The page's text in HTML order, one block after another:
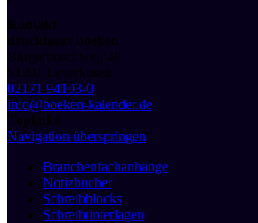
Kontakt
druckhaus boeken
Bürgerbuschweg 48
51381 Leverkusen
02171 94103-0
info@boeken-kalender.de
Toplinks
Navigation überspringen
Branchenfachanhänge
Notizbücher
Schreibblocks
Schreibunterlagen